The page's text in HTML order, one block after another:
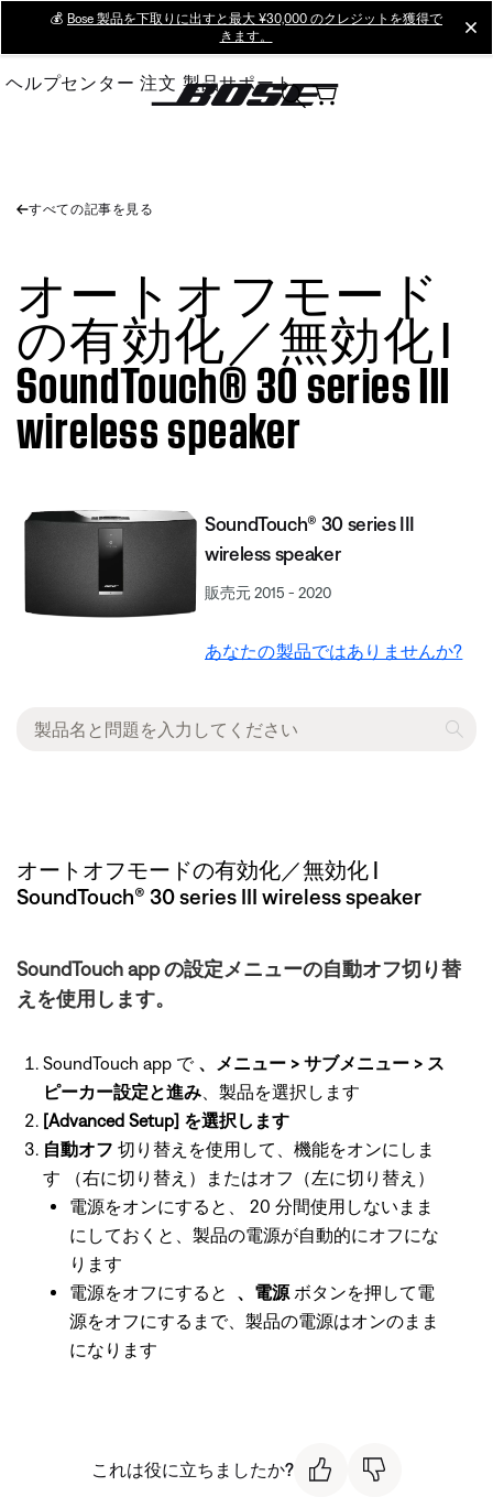
Main
💰 Bose 製品を下取りに出すと最大 ¥30,000 のクレジットを獲得で
きます。
ヘルプセンター 注文 製品サポート
すべての記事を見る
オートオフモード
の有効化／無効化 |
SoundTouch® 30 series III
wireless speaker
SoundTouch® 30 series III
wireless speaker
販売元 2015 - 2020
あなたの製品ではありませんか?
オートオフモードの有効化／無効化 |
SoundTouch® 30 series III wireless speaker
SoundTouch app の設定メニューの自動オフ切り替
えを使用します。
SoundTouch app で、メニュー > サブメニュー > ス
ピーカー設定と進み 、製品を選択します
[Advanced Setup] を選択します
自動オフ 切り替えを使用して、機能をオンにしま
す （右に切り替え）またはオフ（左に切り替え）
電源をオンにすると、 20 分間使用しないまま
にしておくと、製品の電源が自動的にオフにな
ります
電源をオフにすると 、電源 ボタンを押して電
源をオフにするまで、製品の電源はオンのまま
になります
これは役に立ちましたか?